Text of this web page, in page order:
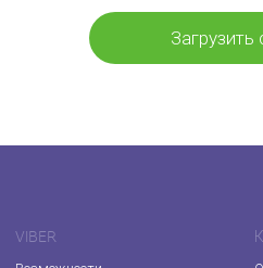
Загрузить
VIBER